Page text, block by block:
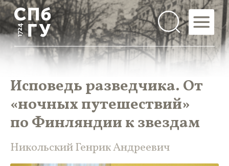
Исповедь разведчика. От
«ночных путешествий»
по Финляндии к звездам
Никольский Генрик Андреевич